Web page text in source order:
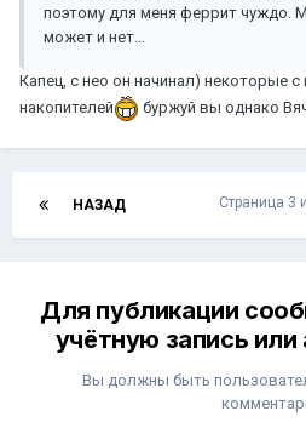
поэтому для меня феррит чуждо.
может и нет...
Капец, с нео он начинал) некоторые с
накопителей
буржуй вы однако
НАЗАД Страница 3
Для публикации
учётную запись или
Вы должны быть